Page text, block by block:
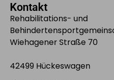
Kontakt
Rehabilitations- und
Wiehagener Straße 70
42499 Hückeswagen